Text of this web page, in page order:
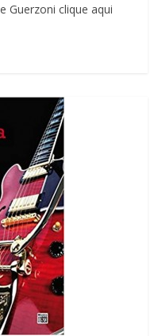
Guerzoni clique aqui